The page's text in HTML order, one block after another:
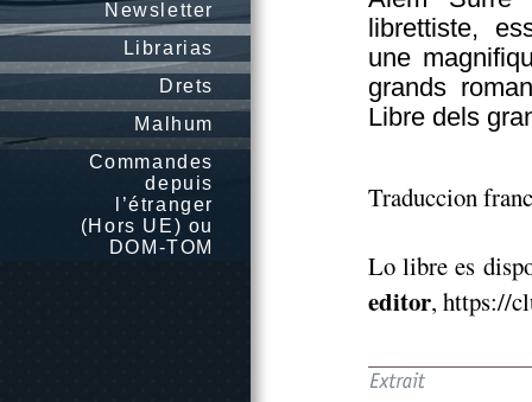
Newsletter
Librarias
Drets
Malhum
Commandes
depuis
l’étranger
(Hors UE) ou
DOM-TOM
librettiste,
une
grands
Libre dels
Traduccion
Lo libre es
editor, https://